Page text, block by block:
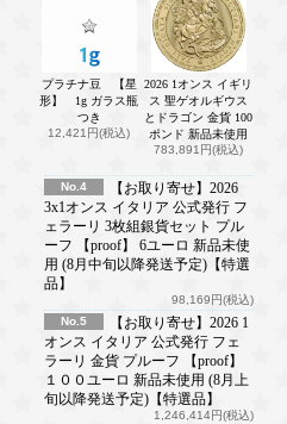
プラチナ豆 【星
形】 1g ガラス瓶
つき
12,421円(税込)
2026 1オンス イギリ
ス 聖ゲオルギウス
とドラゴン 金貨 100
ポンド 新品未使用
783,891円(税込)
No.4
【お取り寄せ】2026
3x1オンス イタリア 公式発行 フ
ェラーリ 3枚組銀貨セット プル
ーフ 【proof】 6ユーロ 新品未使
用 (8月中旬以降発送予定)【特選
品】
98,169円(税込)
No.5
【お取り寄せ】2026 1
オンス イタリア 公式発行 フェ
ラーリ 金貨 プルーフ 【proof】
１００ユーロ 新品未使用 (8月上
旬以降発送予定)【特選品】
1,246,414円(税込)